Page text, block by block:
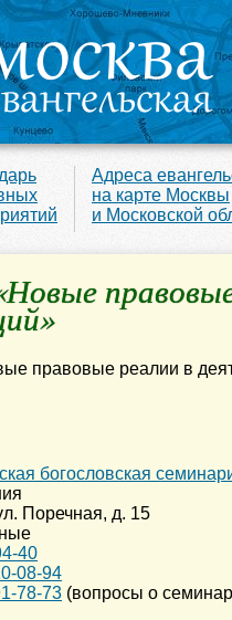
Адреса
на карте Москвы
и Московской
богословская
Поречная, д. 15
40
08-94
78-73 (вопросы о